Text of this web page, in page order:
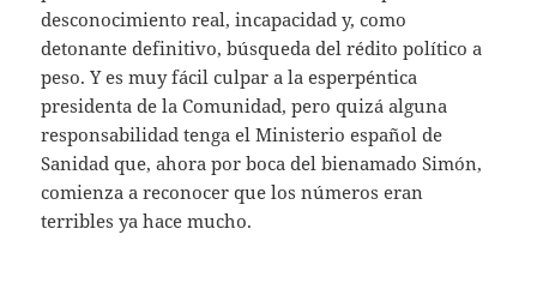
desconocimiento real, incapacidad y, como
detonante definitivo, búsqueda del rédito político a
peso. Y es muy fácil culpar a la esperpéntica
presidenta de la Comunidad, pero quizá alguna
responsabilidad tenga el Ministerio español de
Sanidad que, ahora por boca del bienamado Simón,
comienza a reconocer que los números eran
terribles ya hace mucho.